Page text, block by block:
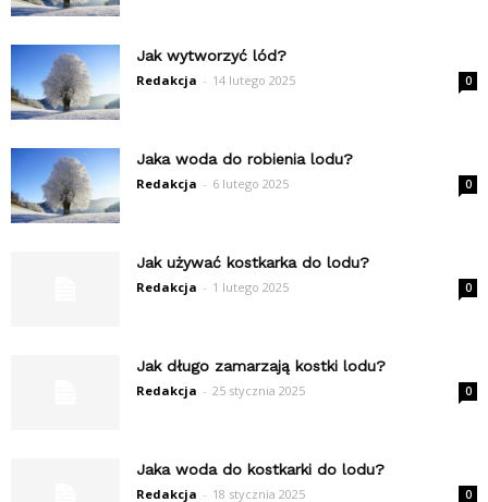
Jak wytworzyć lód?
Redakcja - 14 lutego 2025 0
Jaka woda do robienia lodu?
Redakcja - 6 lutego 2025 0
Jak używać kostkarka do lodu?
Redakcja - 1 lutego 2025 0
Jak długo zamarzają kostki lodu?
Redakcja - 25 stycznia 2025 0
Jaka woda do kostkarki do lodu?
Redakcja - 18 stycznia 2025 0